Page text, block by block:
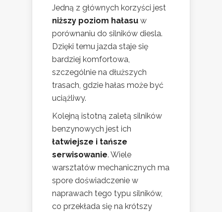
Jedną z głównych korzyści jest
niższy poziom hałasu w
porównaniu do silników diesla.
Dzięki temu jazda staje się
bardziej komfortowa,
szczególnie na dłuższych
trasach, gdzie hałas może być
uciążliwy.
Kolejną istotną zaletą silników
benzynowych jest ich
łatwiejsze i tańsze
serwisowanie. Wiele
warsztatów mechanicznych ma
spore doświadczenie w
naprawach tego typu silników,
co przekłada się na krótszy